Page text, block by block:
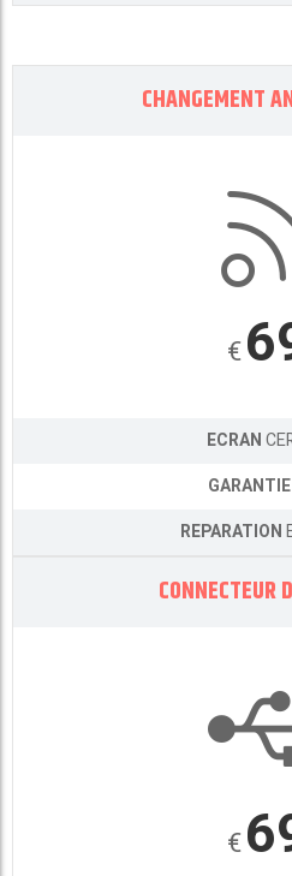
CHANGEMENT
€
ECRAN
GARANTIE
REPARATION
CONNECTEUR
€